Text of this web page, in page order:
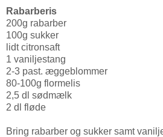
Rabarberis
200g rabarber
100g sukker
lidt citronsaft
1 vaniljestang
2-3 past. æggeblommer
80-100g flormelis
2,5 dl sødmælk
2 dl fløde
Bring rabarber og sukker samt